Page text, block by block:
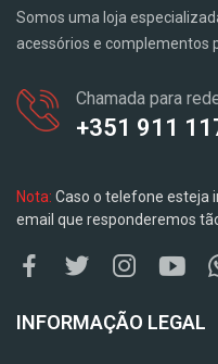
Somos uma loja
acessórios e complementos
Chamada para
+351 911
Nota: Caso o telefone esteja
email que responderemos
INFORMAÇÃO LEGAL